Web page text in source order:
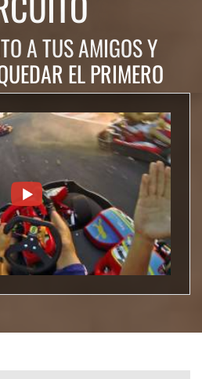
A TUS AMIGOS Y
EL PRIMERO